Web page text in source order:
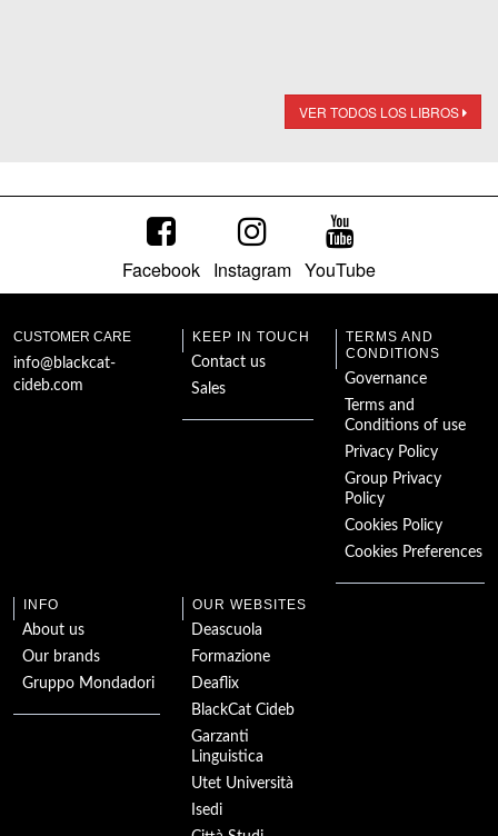
VER TODOS LOS LIBROS
Facebook Instagram YouTube